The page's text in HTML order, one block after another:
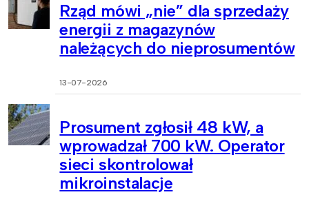
Rząd mówi „nie” dla sprzedaży
energii z magazynów
należących do nieprosumentów
13-07-2026
Prosument zgłosił 48 kW, a
wprowadzał 700 kW. Operator
sieci skontrolował
mikroinstalacje